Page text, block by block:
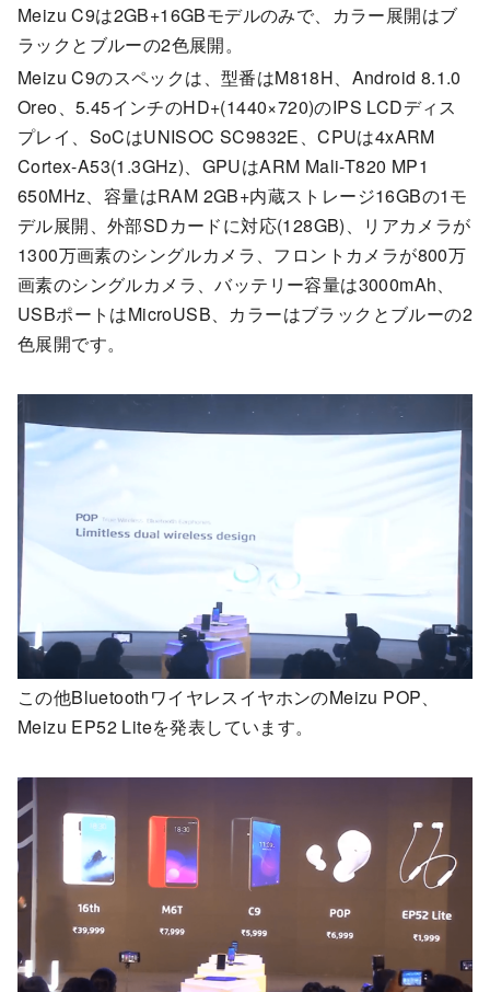
Meizu C9は2GB+16GBモデルのみで、カラー展開はブ
ラックとブルーの2色展開。
Meizu C9のスペックは、型番はM818H、Android 8.1.0
Oreo、5.45インチのHD+(1440×720)のIPS LCDディス
プレイ、SoCはUNISOC SC9832E、CPUは4xARM
Cortex-A53(1.3GHz)、GPUはARM Mali-T820 MP1
650MHz、容量はRAM 2GB+内蔵ストレージ16GBの1モ
デル展開、外部SDカードに対応(128GB)、リアカメラが
1300万画素のシングルカメラ、フロントカメラが800万
画素のシングルカメラ、バッテリー容量は3000mAh、
USBポートはMicroUSB、カラーはブラックとブルーの2
色展開です。
この他BluetoothワイヤレスイヤホンのMeizu POP、
Meizu EP52 Liteを発表しています。